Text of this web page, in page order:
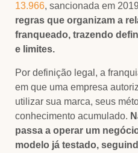
13.966, sancionada em
regras que organizam a
franqueado, trazendo
e limites.
Por definição legal, a
em que uma empresa
utilizar sua marca, seus
conhecimento acumulado.
passa a operar um
modelo já testado,